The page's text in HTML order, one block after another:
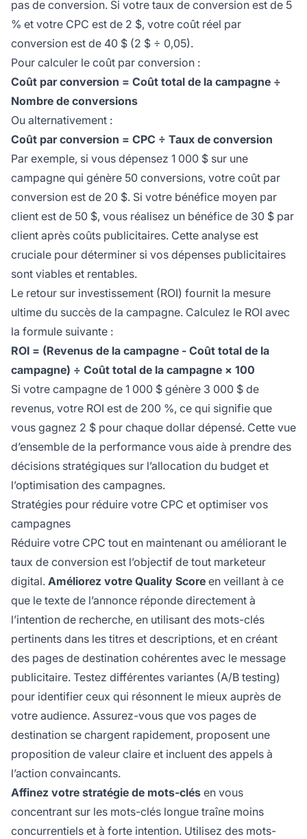
pas de conversion. Si votre taux de conversion est de 5
% et votre CPC est de 2 $, votre coût réel par
conversion est de 40 $ (2 $ ÷ 0,05).
Pour calculer le coût par conversion :
Coût par conversion = Coût total de la campagne ÷
Nombre de conversions
Ou alternativement :
Coût par conversion = CPC ÷ Taux de conversion
Par exemple, si vous dépensez 1 000 $ sur une
campagne qui génère 50 conversions, votre coût par
conversion est de 20 $. Si votre bénéfice moyen par
client est de 50 $, vous réalisez un bénéfice de 30 $ par
client après coûts publicitaires. Cette analyse est
cruciale pour déterminer si vos dépenses publicitaires
sont viables et rentables.
Le retour sur investissement (ROI) fournit la mesure
ultime du succès de la campagne. Calculez le ROI avec
la formule suivante :
ROI = (Revenus de la campagne - Coût total de la
campagne) ÷ Coût total de la campagne × 100
Si votre campagne de 1 000 $ génère 3 000 $ de
revenus, votre ROI est de 200 %, ce qui signifie que
vous gagnez 2 $ pour chaque dollar dépensé. Cette vue
d’ensemble de la performance vous aide à prendre des
décisions stratégiques sur l’allocation du budget et
l’optimisation des campagnes.
Stratégies pour réduire votre CPC et optimiser vos
campagnes
Réduire votre CPC tout en maintenant ou améliorant le
taux de conversion est l’objectif de tout marketeur
digital. Améliorez votre Quality Score en veillant à ce
que le texte de l’annonce réponde directement à
l’intention de recherche, en utilisant des mots-clés
pertinents dans les titres et descriptions, et en créant
des pages de destination cohérentes avec le message
publicitaire. Testez différentes variantes (A/B testing)
pour identifier ceux qui résonnent le mieux auprès de
votre audience. Assurez-vous que vos pages de
destination se chargent rapidement, proposent une
proposition de valeur claire et incluent des appels à
l’action convaincants.
Affinez votre stratégie de mots-clés en vous
concentrant sur les mots-clés longue traîne moins
concurrentiels et à forte intention. Utilisez des mots-